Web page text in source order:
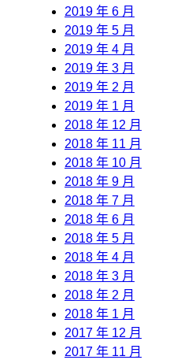
2019 年 6 月
2019 年 5 月
2019 年 4 月
2019 年 3 月
2019 年 2 月
2019 年 1 月
2018 年 12 月
2018 年 11 月
2018 年 10 月
2018 年 9 月
2018 年 7 月
2018 年 6 月
2018 年 5 月
2018 年 4 月
2018 年 3 月
2018 年 2 月
2018 年 1 月
2017 年 12 月
2017 年 11 月